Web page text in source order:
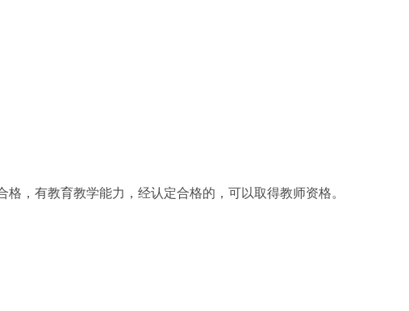
，有教育教学能力，经认定合格的，可以取得教师资格。